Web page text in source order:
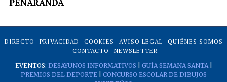
PEÑARANDA
DIRECTO PRIVACIDAD COOKIES AVISO LEGAL
QUIÉNES SOMOS
CONTACTO
NEWSLETTER
EVENTOS: DESAYUNOS INFORMATIVOS GUÍA SEMANA SANTA|
PREMIOS DEL DEPORTE| CONCURSO ESCOLAR DE DIBUJOS